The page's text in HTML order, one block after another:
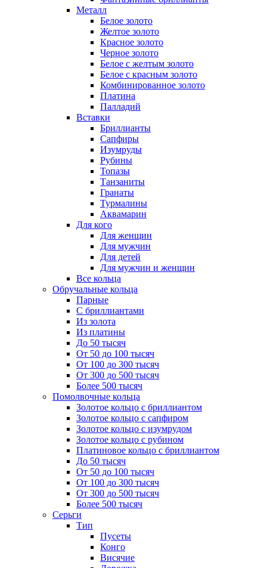
Металл
Белое золото
Желтое золото
Красное золото
Черное золото
Белое с желтым золото
Белое с красным золото
Комбинированное золото
Платина
Палладий
Вставки
Бриллианты
Сапфиры
Изумруды
Рубины
Топазы
Танзаниты
Гранаты
Турмалины
Аквамарин
Для кого
Для женщин
Для мужчин
Для детей
Для мужчин и женщин
Все кольца
Обручальные кольца
Парные
С бриллиантами
Из золота
Из платины
До 50 тысяч
От 50 до 100 тысяч
От 100 до 300 тысяч
От 300 до 500 тысяч
Более 500 тысяч
Помолвочные кольца
Золотое кольцо с бриллиантом
Золотое кольцо с сапфиром
Золотое кольцо с изумрудом
Золотое кольцо с рубином
Платиновое кольцо с бриллиантом
До 50 тысяч
От 50 до 100 тысяч
От 100 до 300 тысяч
От 300 до 500 тысяч
Более 500 тысяч
Серьги
Тип
Пусеты
Конго
Висячие